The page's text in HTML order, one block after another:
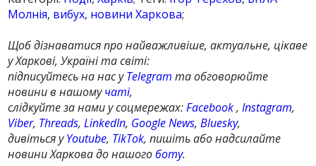
Молнія, вибух, новини Харкова;
Щоб дізнаватися про найважливіше, актуальне, цікаве
у Харкові, Україні та світі:
підписуйтесь на нас уTelegram та обговорюйте
новини в нашомучаті,
слідкуйте за нами у соцмережах:Facebook,Instagram,
Viber, Threads,LinkedIn, Google News,Bluesky,
дивіться уYoutube, TikTok, пишіть або надсилайте
новини Харкова до нашогоботу.